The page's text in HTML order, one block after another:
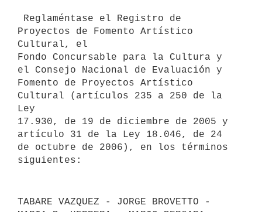
Proyectos de Fomento Artístico
Cultural, el
Fondo Concursable para la Cultura y
el Consejo Nacional de Evaluación y
Fomento de Proyectos Artístico
Cultural (artículos 235 a 250 de la
Ley
17.930, de 19 de diciembre de 2005 y
artículo 31 de la Ley 18.046, de 24
de octubre de 2006), en los términos
TABARE VAZQUEZ - JORGE BROVETTO -